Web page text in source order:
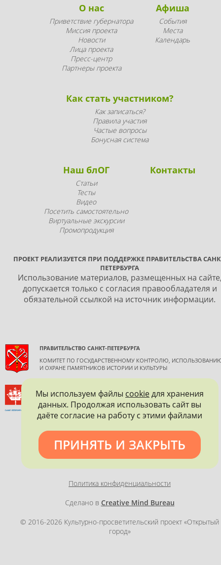
О нас
Приветствие губернатора
Миссия проекта
Новости
Лица проекта
Пресс-центр
Партнеры проекта
Афиша
События
Места
Календарь
Как стать участником?
Как записаться?
Правила участия
Частые вопросы
Бонусная система
Наш блОГ
Статьи
Тесты
Видео
Посетить самостоятельно
Виртуальные экскурсии
Промопродукция
Контакты
ПРОЕКТ РЕАЛИЗУЕТСЯ ПРИ ПОДДЕРЖКЕ ПРАВИТЕЛЬСТВА
ПЕТЕРБУРГА
Использование материалов, размещенных на
допускается только с согласия правообладателя и
обязательной ссылкой на источник информации.
ПРАВИТЕЛЬСТВО САНКТ-ПЕТЕРБУРГА
КОМИТЕТ ПО ГОСУДАРСТВЕННОМУ КОНТРОЛЮ,
И ОХРАНЕ ПАМЯТНИКОВ ИСТОРИИ И КУЛЬТУРЫ
ИСТОРИИ И КУЛЬТУРЫ
САНКТ-ПЕТЕРБУРГСКОЕ ГОРОДСКОЕ ОТДЕЛЕНИЕ
Политика конфиденциальности
Сделано в Creative Mind Bureau
© 2016-2026 Культурно-просветительский проект «Открытый
город»
Мы используем файлы cookieдля хранения
данных. Продолжая использовать сайт вы
даёте согласие на работу с этими файлами
ПРИНЯТЬ И ЗАКРЫТЬ